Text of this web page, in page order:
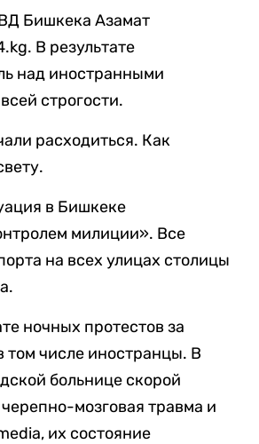
Бишкека Азамат
В результате
над иностранными
строгости.
расходиться. Как
в Бишкеке
милиции». Все
на всех улицах столицы
ночных протестов за
том числе иностранцы. В
больнице скорой
мозговая травма и
их состояние